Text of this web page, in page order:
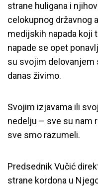
strane huligana i
celokupnog državnog
medijskih napada koji
napade se opet
su svojim
danas živimo.
Svojim izjavama ili
nedelju – sve su nam
sve smo razumeli.
Predsednik Vučić
strane kordona u